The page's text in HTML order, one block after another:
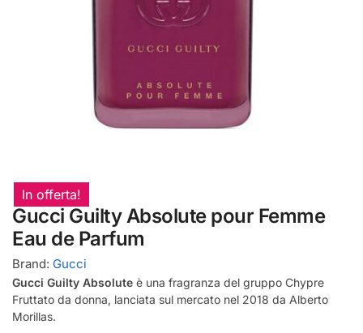
In offerta!
Gucci Guilty Absolute pour Femme
Eau de Parfum
Brand: Gucci
Gucci Guilty Absolute è una fragranza del gruppo Chypre
Fruttato da donna, lanciata sul mercato nel 2018 da Alberto
Morillas.